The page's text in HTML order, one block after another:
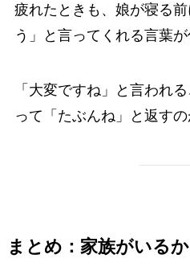
疲れたときも、娘が寝る
う」と言ってくれる言葉
「大変ですね」と言われ
って「たぶんね」と返すの
まとめ：家族がいる